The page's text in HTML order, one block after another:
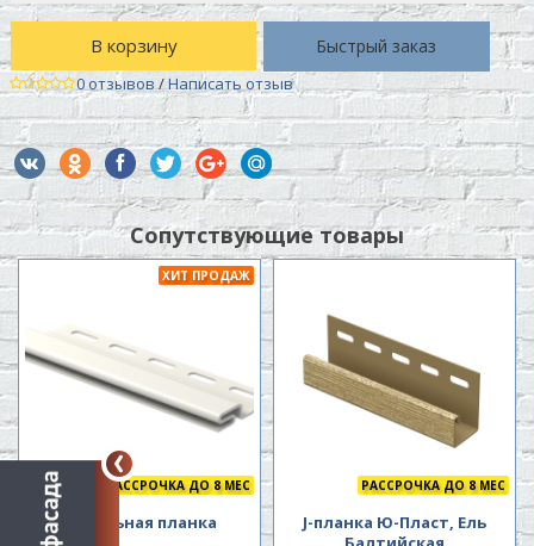
В корзину Быстрый заказ
0 отзывов/Написать отзыв
Сопутствующие товары
ХИТ ПРОДАЖ
РАССРОЧКА ДО 8 МЕС
Начальная планка
РАССРОЧКА ДО 8 МЕС
J-планка Ю-Пласт, Ель